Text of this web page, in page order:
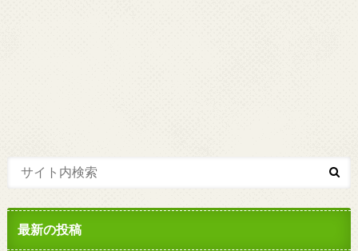
最新の投稿